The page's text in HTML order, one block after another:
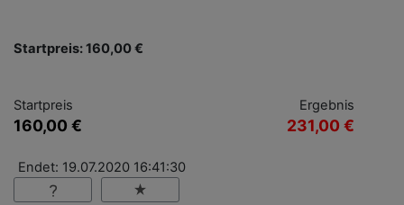
Startpreis: 160,00 €
Startpreis
160,00 €
Ergebnis
231,00 €
Endet: 19.07.2020 16:41:30